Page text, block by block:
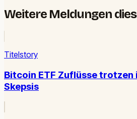
Weitere Meldungen
Titelstory
Bitcoin ETF Zuflüsse
Skepsis